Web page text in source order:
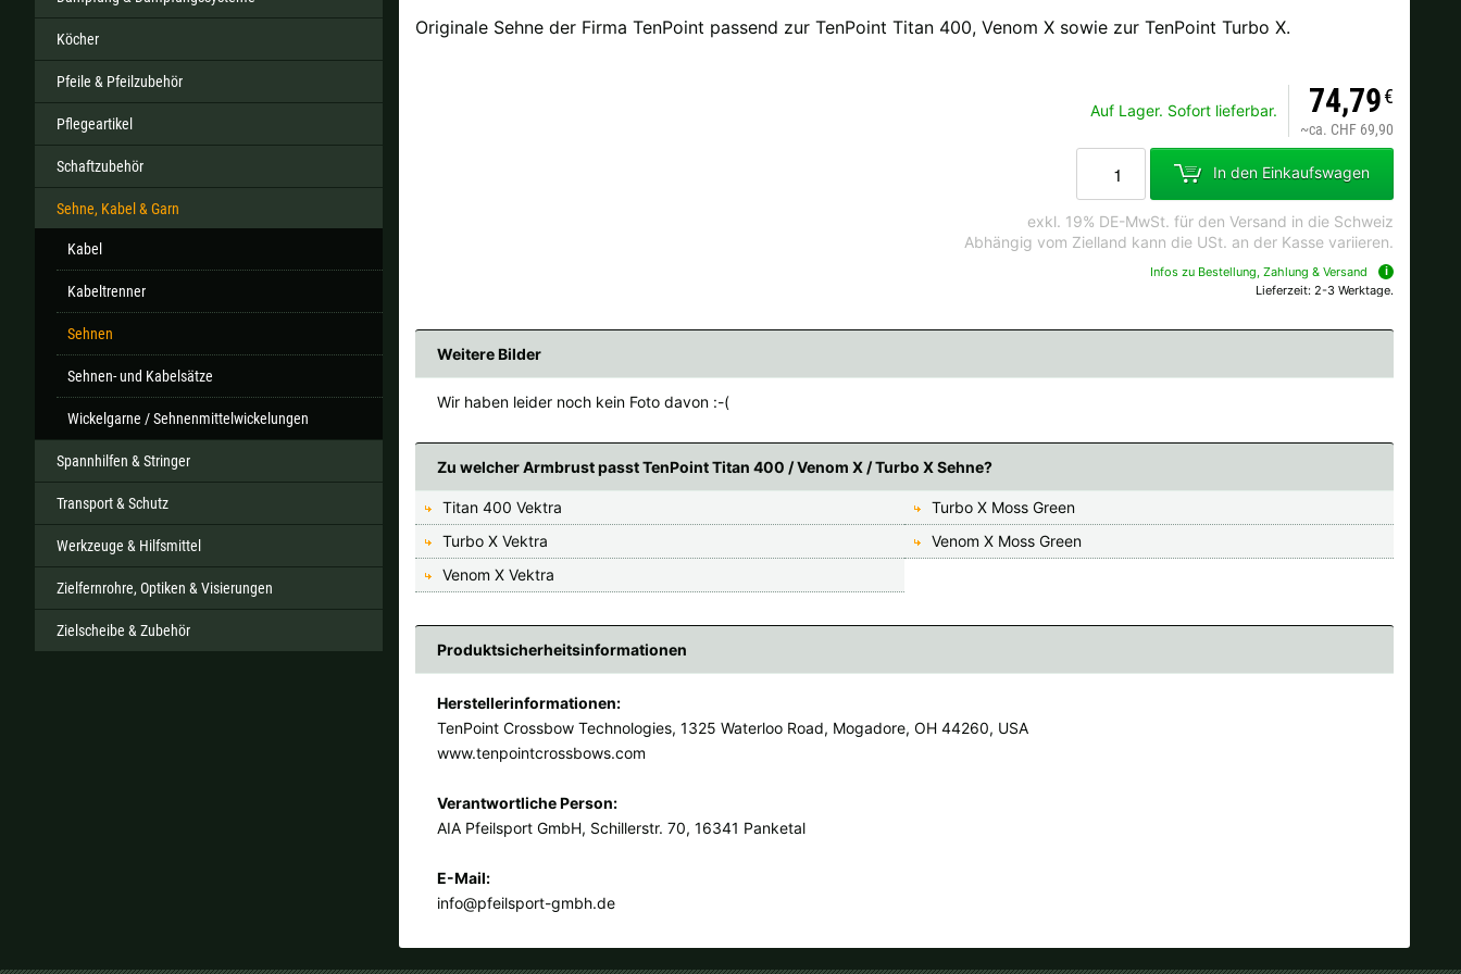
Köcher
Pfeile & Pfeilzubehör
Pflegeartikel
Schaftzubehör
Sehne, Kabel & Garn
Kabel
Kabeltrenner
Sehnen
Sehnen- und Kabelsätze
Wickelgarne / Sehnenmittelwickelungen
Spannhilfen & Stringer
Transport & Schutz
Werkzeuge & Hilfsmittel
Zielfernrohre, Optiken & Visierungen
Zielscheibe & Zubehör
Originale Sehne der Firma TenPoint passend zur TenPoint Titan 400, Venom X sowie zur TenPoint Turbo X.
Auf Lager. Sofort lieferbar. 74,79€
~ca. CHF 69,90
In den Einkaufswagen
exkl. 19% DE-MwSt. für den Versand in die Schweiz
Abhängig vom Zielland kann die USt. an der Kasse variieren.
Infos zu Bestellung, Zahlung & Versand
Lieferzeit: 2-3 Werktage.
Weitere Bilder
Wir haben leider noch kein Foto davon :-(
Zu welcher Armbrust passt TenPoint Titan 400 / Venom X / Turbo X Sehne?
Titan 400 Vektra
Turbo X Moss Green
Turbo X Vektra
Venom X Moss Green
Venom X Vektra
Produktsicherheitsinformationen
Herstellerinformationen:
TenPoint Crossbow Technologies, 1325 Waterloo Road, Mogadore, OH 44260, USA
www.tenpointcrossbows.com
Verantwortliche Person:
AIA Pfeilsport GmbH, Schillerstr. 70, 16341 Panketal
E-Mail:
info@pfeilsport-gmbh.de
Sollte Ihr Land nicht verfübar sein, keine Sorge - wählen Sie einfach "Schweiz" aus. Und erfragen die Versandkosten bei der Bestellung.